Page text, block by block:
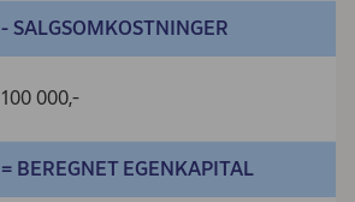
- SALGSOMKOSTNINGER
100 000,-
= BEREGNET EGENKAPITAL